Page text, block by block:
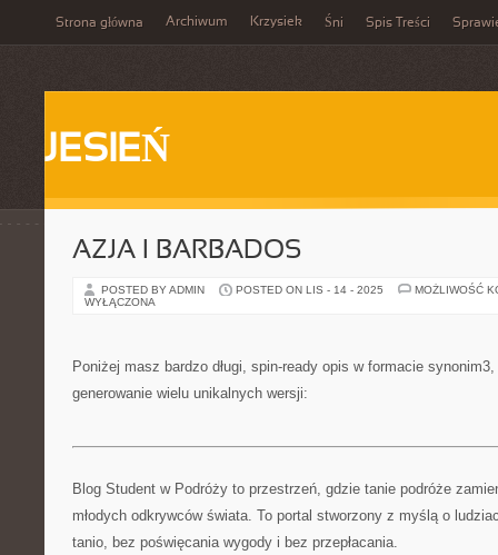
Strona główna Archiwum Krzysiek Śni Spis Treści
JESIEŃ
AZJA I BARBADOS
POSTED BY ADMIN POSTED ON LIS - 14 - 2025
MOŻLIWOŚĆ
WYŁĄCZONA
Poniżej masz bardzo długi, spin-ready opis w formacie
generowanie wielu unikalnych wersji:
Blog Student w Podróży to przestrzeń, gdzie tanie podróże
młodych odkrywców świata. To portal stworzony z myślą o
tanio, bez poświęcania wygody i bez przepłacania.